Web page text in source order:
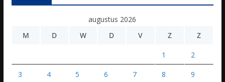
augustus 2026
M
D W D V Z Z
1 2
3 4 5 6 7 8 9